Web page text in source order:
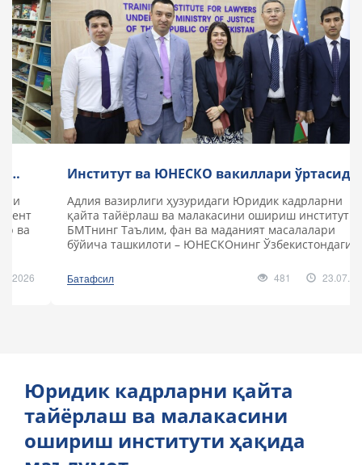
Институт ва ЮНЕСКО вакиллари ўртасида
қилинди
Адлия вазирлиги ҳузуридаги Юридик кадрларни
қайта тайёрлаш ва малакасини ошириш институтида
БМТнинг Таълим, фан ва маданият масалалари
бўйича ташкилоти – ЮНЕСКОнинг Ўзбекистондаги
Батафсил 23.07.2026
Юридик кадрларни қайта
тайёрлаш ва малакасини
ошириш институти ҳақида